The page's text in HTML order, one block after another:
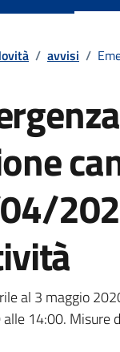
/ avvisi /
al 3 maggio
14:00. Misure